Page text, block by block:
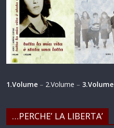
1.Volume – 2.Volume – 3.Volume
…PERCHE’ LA LIBERTA’